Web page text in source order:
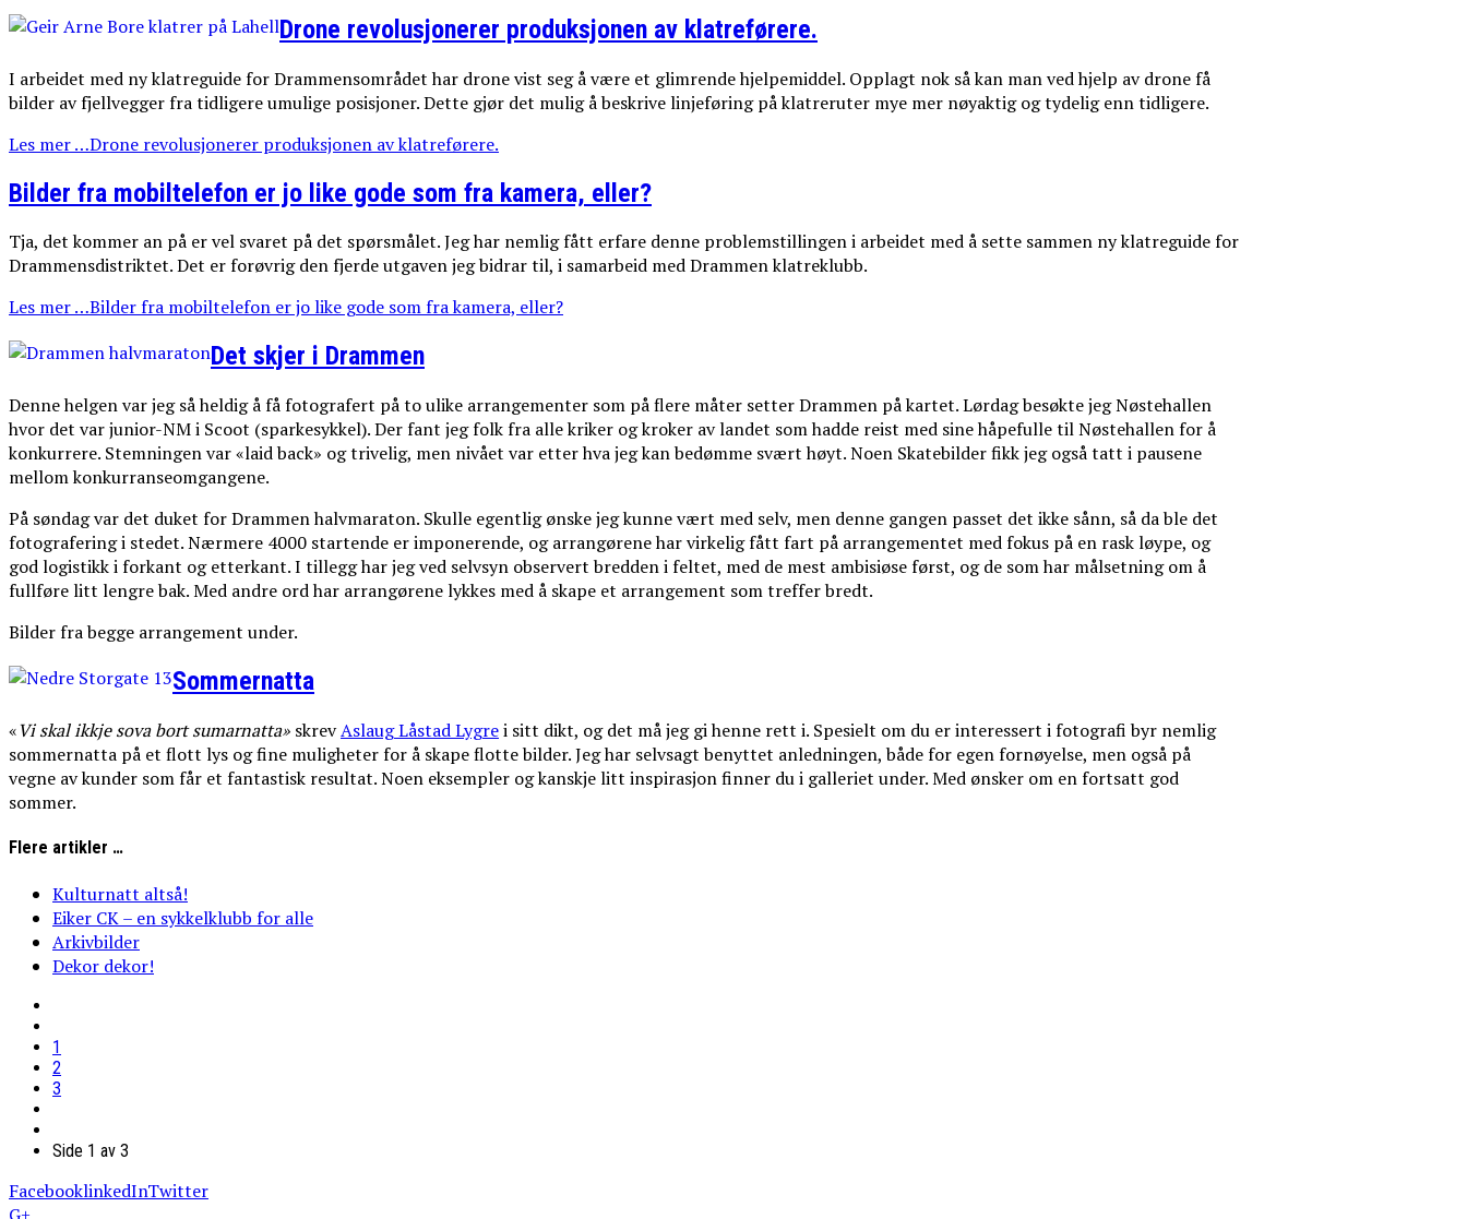
Drone revolusjonerer produksjonen av klatreførere.
I arbeidet med ny klatreguide for Drammensområdet har drone vist seg å være et glimrende hjelpemiddel. Opplagt nok så kan man ved hjelp av drone få
bilder av fjellvegger fra tidligere umulige posisjoner. Dette gjør det mulig å beskrive linjeføring på klatreruter mye mer nøyaktig og tydelig enn tidligere.
Les mer …Drone revolusjonerer produksjonen av klatreførere.
Bilder fra mobiltelefon er jo like gode som fra kamera, eller?
Tja, det kommer an på er vel svaret på det spørsmålet. Jeg har nemlig fått erfare denne problemstillingen i arbeidet med å sette sammen ny klatreguide for
Drammensdistriktet. Det er forøvrig den fjerde utgaven jeg bidrar til, i samarbeid med Drammen klatreklubb.
Les mer …Bilder fra mobiltelefon er jo like gode som fra kamera, eller?
Det skjer i Drammen
Denne helgen var jeg så heldig å få fotografert på to ulike arrangementer som på flere måter setter Drammen på kartet. Lørdag besøkte jeg Nøstehallen
hvor det var junior-NM i Scoot (sparkesykkel). Der fant jeg folk fra alle kriker og kroker av landet som hadde reist med sine håpefulle til Nøstehallen for å
konkurrere. Stemningen var «laid back» og trivelig, men nivået var etter hva jeg kan bedømme svært høyt. Noen Skatebilder fikk jeg også tatt i pausene
mellom konkurranseomgangene.
På søndag var det duket for Drammen halvmaraton. Skulle egentlig ønske jeg kunne vært med selv, men denne gangen passet det ikke sånn, så da ble det
fotografering i stedet. Nærmere 4000 startende er imponerende, og arrangørene har virkelig fått fart på arrangementet med fokus på en rask løype, og
god logistikk i forkant og etterkant. I tillegg har jeg ved selvsyn observert bredden i feltet, med de mest ambisiøse først, og de som har målsetning om å
fullføre litt lengre bak. Med andre ord har arrangørene lykkes med å skape et arrangement som treffer bredt.
Bilder fra begge arrangement under.
Sommernatta
«Viskalikkjesovabort sumarnatta» skrevAslaug Låstad Lygrei sitt dikt, og det må jeg gi henne rett i. Spesielt om du er interessert i fotografi byr nemlig
sommernatta på et flott lys og fine muligheter for å skape flotte bilder. Jeg har selvsagt benyttet anledningen, både for egen fornøyelse, men også på
vegne av kunder som får et fantastisk resultat. Noen eksempler og kanskje litt inspirasjon finner du i galleriet under. Med ønsker om en fortsatt god
sommer.
Flere artikler …
Kulturnatt altså!
Eiker CK – en sykkelklubb for alle
Arkivbilder
Dekor dekor!
1
2
3
Side 1 av 3
FacebooklinkedInTwitter